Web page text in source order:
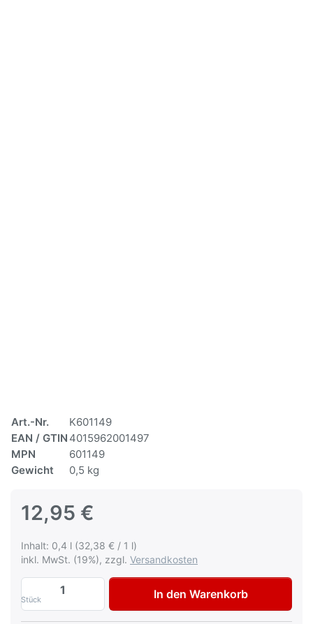
Art.-Nr.
K601149
EAN / GTIN 4015962001497
MPN
601149
Gewicht
0,5 kg
12,95 €
Inhalt: 0,4 l (32,38 € / 1 l)
inkl. MwSt. (19%), zzgl. Versandkosten
Stück
Multona Autolack für Ford 2786C
In den Warenkorb